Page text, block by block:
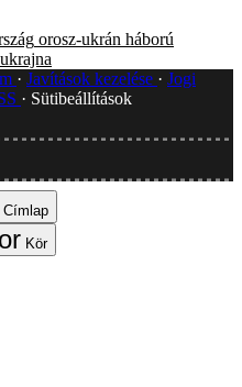
orosz-ukrán háború
ukrajna
Javítások kezelése
Jogi
Sütibeállítások
Címlap
Kör